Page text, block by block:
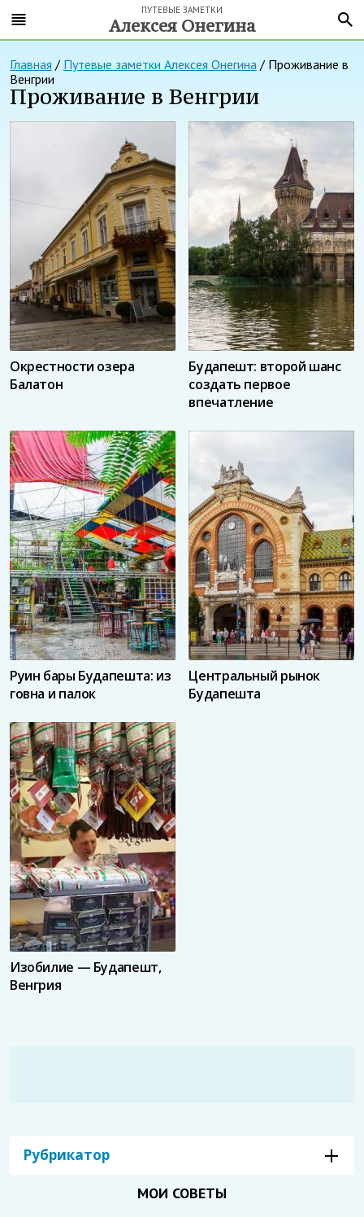
ПУТЕВЫЕ ЗАМЕТКИ
Алексея Онегина
Главная / Путевые заметки Алексея Онегина / Проживание в
Венгрии
Проживание в Венгрии
Окрестности озера
Балатон
Будапешт: второй шанс
создать первое
впечатление
Руин бары Будапешта: из
говна и палок
Центральный рынок
Будапешта
Изобилие — Будапешт,
Венгрия
Рубрикатор
МОИ СОВЕТЫ